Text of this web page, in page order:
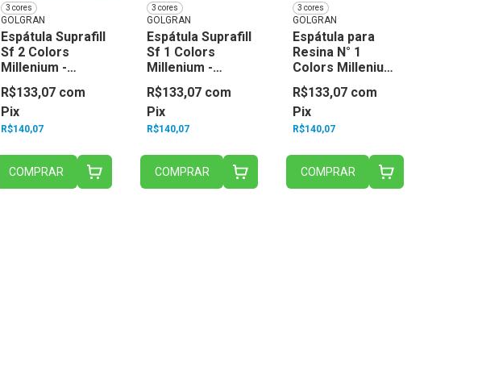
3 cores
GOLGRAN
Espátula Suprafill
Sf 2 Colors
Millenium -
Golgran
R$140,07
R$133,07 com
Pix
COMPRAR
3 cores
GOLGRAN
Espátula Suprafill
Sf 1 Colors
Millenium -
Golgran
R$140,07
R$133,07 com
Pix
COMPRAR
3 cores
GOLGRAN
Espátula para
Resina N° 1
Colors Millenium
- Golgran
R$140,07
R$133,07 com
Pix
COMPRAR